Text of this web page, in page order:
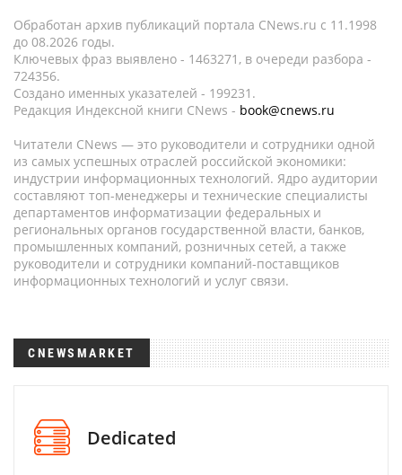
Обработан архив публикаций портала CNews.ru c 11.1998
до 08.2026 годы.
Ключевых фраз выявлено - 1463271, в очереди разбора -
724356.
Создано именных указателей - 199231.
Редакция Индексной книги CNews - book@cnews.ru
Читатели CNews — это руководители и сотрудники одной
из самых успешных отраслей российской экономики:
индустрии информационных технологий. Ядро аудитории
составляют топ-менеджеры и технические специалисты
департаментов информатизации федеральных и
региональных органов государственной власти, банков,
промышленных компаний, розничных сетей, а также
руководители и сотрудники компаний-поставщиков
информационных технологий и услуг связи.
CNEWSMARKET
Dedicated